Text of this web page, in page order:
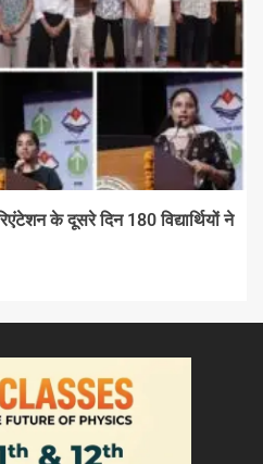
के दूसरे दिन 180 विद्यार्थियों ने